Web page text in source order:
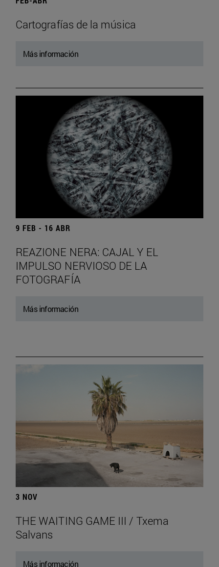
Cartografías de la música
Más información
9 FEB - 16 ABR
REAZIONE NERA: CAJAL Y EL
IMPULSO NERVIOSO DE LA
FOTOGRAFÍA
Más información
3 NOV
THE WAITING GAME III / Txema
Salvans
Más información